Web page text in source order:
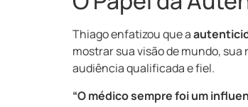
Thiago enfatizou que a
mostrar sua visão de mundo,
audiência qualificada e fiel.
“O médico sempre foi um